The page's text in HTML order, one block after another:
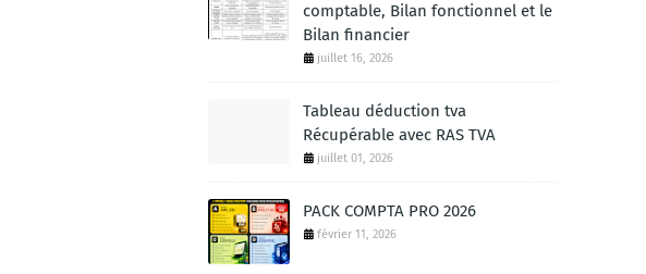
comptable, Bilan fonctionnel et le
Bilan financier
juillet 16, 2026
Tableau déduction tva
Récupérable avec RAS TVA
juillet 01, 2026
PACK COMPTA PRO 2026
février 11, 2026